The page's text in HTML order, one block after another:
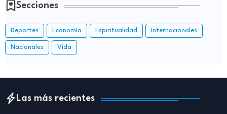
Secciones
Deportes Economía Espiritualidad Internacionales
Nacionales Vida
Las más recientes